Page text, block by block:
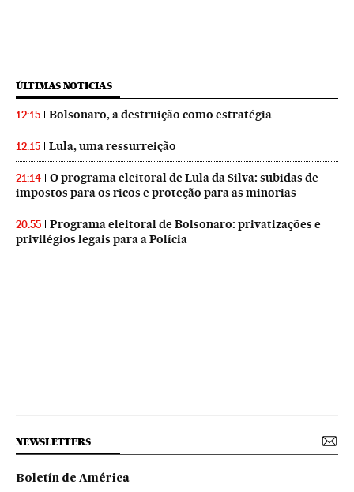
ÚLTIMAS NOTICIAS
12:15 Bolsonaro, a destruição como estratégia
12:15 Lula, uma ressurreição
21:14
O programa eleitoral de Lula da Silva: subidas de
impostos para os ricos e proteção para as minorias
20:55
Programa eleitoral de Bolsonaro: privatizações e
privilégios legais para a Polícia
NEWSLETTERS
Boletín de América